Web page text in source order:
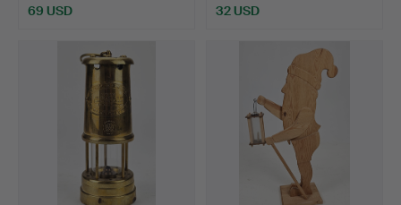
69 USD 32 USD